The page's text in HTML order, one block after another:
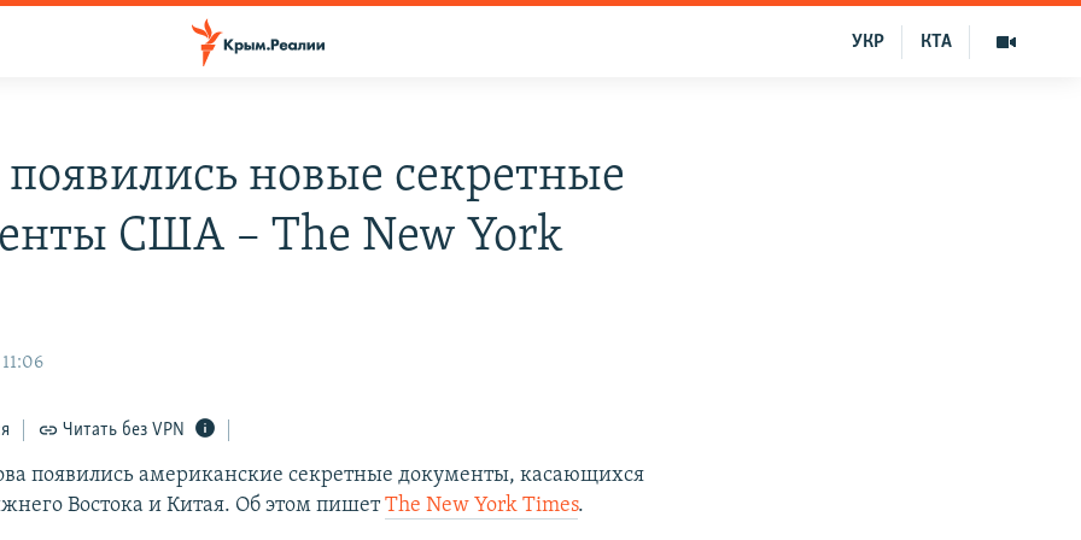
КТА
УКР
появились новые секретные
США – The New York
Читать без VPN
появились американские секретные документы, касающихся
Востока и Китая. Об этом пишетThe New York Times.